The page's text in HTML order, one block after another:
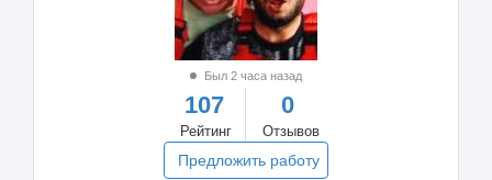
Был 2 часа назад
107
Рейтинг
0
Отзывов
Предложить работу